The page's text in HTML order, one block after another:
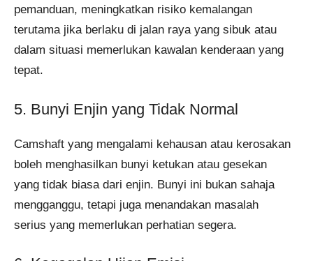
pemanduan, meningkatkan risiko kemalangan
terutama jika berlaku di jalan raya yang sibuk atau
dalam situasi memerlukan kawalan kenderaan yang
tepat.
5. Bunyi Enjin yang Tidak Normal
Camshaft yang mengalami kehausan atau kerosakan
boleh menghasilkan bunyi ketukan atau gesekan
yang tidak biasa dari enjin. Bunyi ini bukan sahaja
mengganggu, tetapi juga menandakan masalah
serius yang memerlukan perhatian segera.